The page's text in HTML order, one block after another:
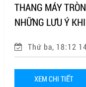
THANG MÁY
NHỮNG LƯU Ý
Thứ ba, 18:12
XEM CHI TIẾT